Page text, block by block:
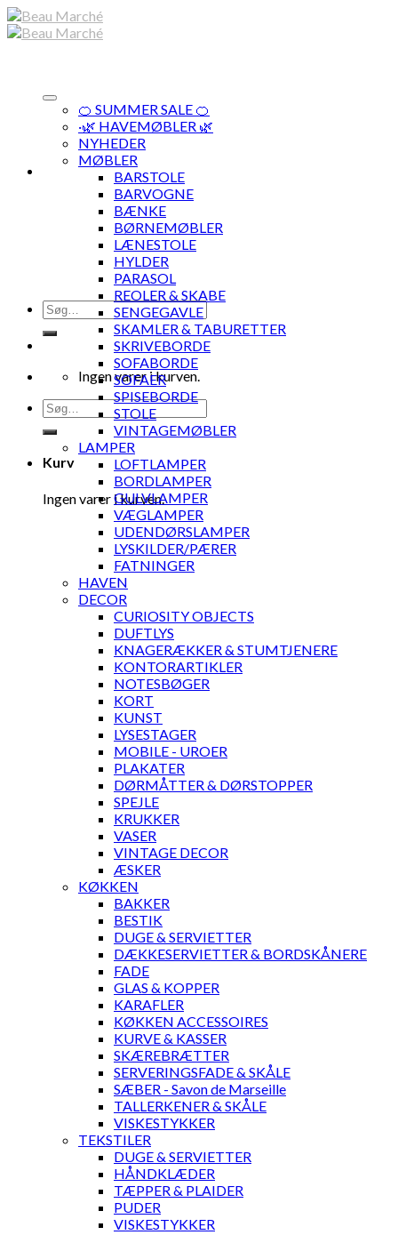
Skip
to
Søg
efter:
Ingen varer i kurven.
Søg
efter:
Kurv
Ingen varer i kurven.
🍊 SUMMER SALE 🍊
·🌿 HAVEMØBLER 🌿
NYHEDER
MØBLER
BARSTOLE
BARVOGNE
BÆNKE
BØRNEMØBLER
LÆNESTOLE
HYLDER
PARASOL
REOLER & SKABE
SENGEGAVLE
SKAMLER & TABURETTER
SKRIVEBORDE
SOFABORDE
SOFAER
SPISEBORDE
STOLE
VINTAGEMØBLER
LAMPER
LOFTLAMPER
BORDLAMPER
GULVLAMPER
VÆGLAMPER
UDENDØRSLAMPER
LYSKILDER/PÆRER
FATNINGER
HAVEN
DECOR
CURIOSITY OBJECTS
DUFTLYS
KNAGERÆKKER & STUMTJENERE
KONTORARTIKLER
NOTESBØGER
KORT
KUNST
LYSESTAGER
MOBILE - UROER
PLAKATER
DØRMÅTTER & DØRSTOPPER
SPEJLE
KRUKKER
VASER
VINTAGE DECOR
ÆSKER
KØKKEN
BAKKER
BESTIK
DUGE & SERVIETTER
DÆKKESERVIETTER & BORDSKÅNERE
FADE
GLAS & KOPPER
KARAFLER
KØKKEN ACCESSOIRES
KURVE & KASSER
SKÆREBRÆTTER
SERVERINGSFADE & SKÅLE
SÆBER - Savon de Marseille
TALLERKENER & SKÅLE
VISKESTYKKER
TEKSTILER
DUGE & SERVIETTER
HÅNDKLÆDER
TÆPPER & PLAIDER
PUDER
VISKESTYKKER